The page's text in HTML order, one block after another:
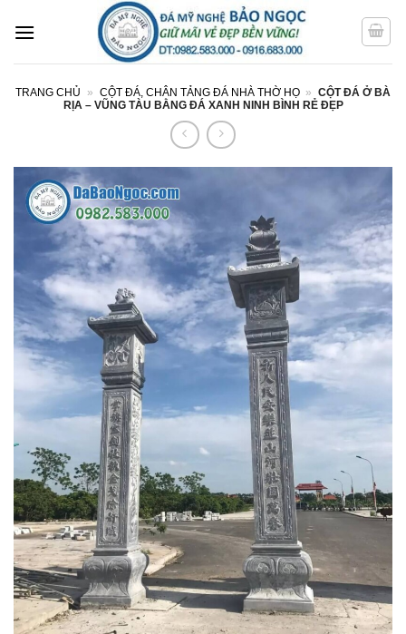
qua
TRANG CHỦ » CỘT ĐÁ, CHÂN TẢNG ĐÁ NHÀ THỜ HỌ » CỘT ĐÁ Ở BÀ
RỊA – VŨNG TÀU BẰNG ĐÁ XANH NINH BÌNH RẺ ĐẸP